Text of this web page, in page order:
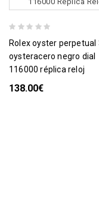
rolex oyster perpetual 36
oysteracero negro dial
116000 réplica reloj
138.00€